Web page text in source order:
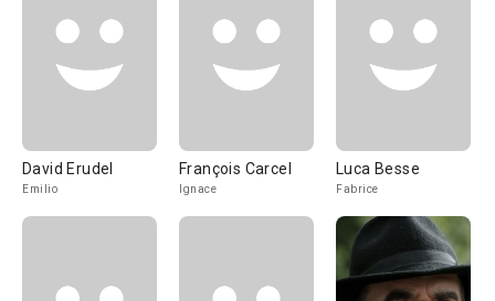
David Erudel
Emilio
François Carcel
Ignace
Luca Besse
Fabrice